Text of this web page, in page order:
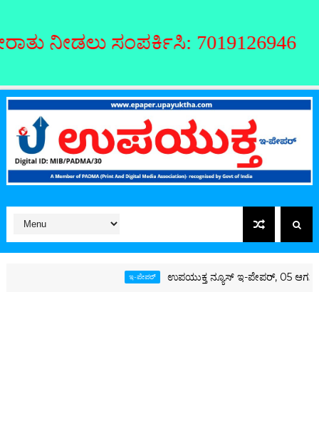
ಸಂಪರ್ಕಿಸಿ: 7019126946
ಉಪಯುಕ್ತ ನ್ಯೂಸ್ ಇ-ಪೇಪರ್, 05 ಆಗಸ್ಟ್